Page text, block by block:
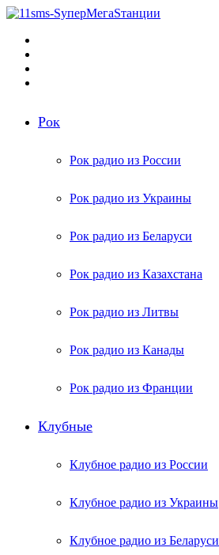
Рок
Рок радио из России
Рок радио из Украины
Рок радио из Беларуси
Рок радио из Казахстана
Рок радио из Литвы
Рок радио из Канады
Рок радио из Франции
Клубные
Клубное радио из России
Клубное радио из Украины
Клубное радио из Беларуси